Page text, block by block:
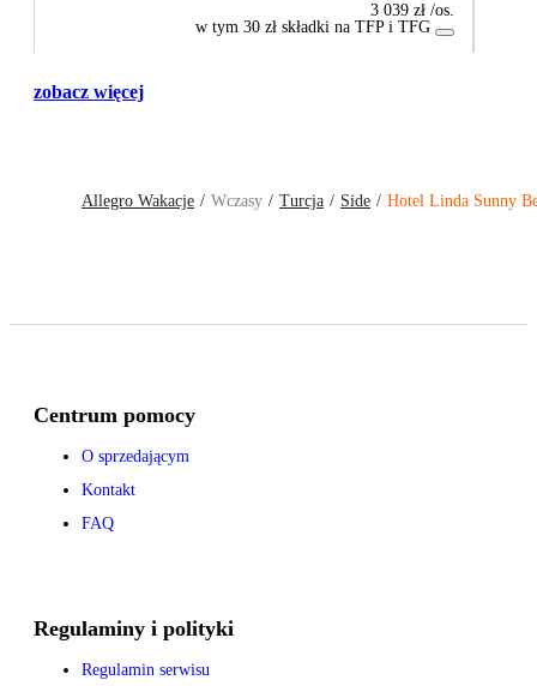
3 039 zł /os.
w tym 30 zł składki na TFP i TFG
zobacz więcej
Allegro Wakacje Wczasy Turcja Side Hotel Linda Sunny
Centrum pomocy
O sprzedającym
Kontakt
FAQ
Regulaminy i polityki
Regulamin serwisu